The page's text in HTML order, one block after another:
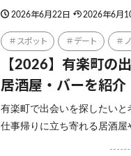
2026年6月22日 2026年6月
スポット デート
【2026】有楽町の
居酒屋・バーを紹介
有楽町で出会いを探したいと
仕事帰りに立ち寄れる居酒屋